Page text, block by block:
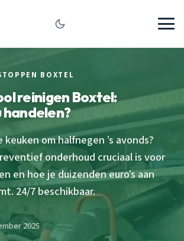
BOXTEL
reinigen Boxtel:
om halfnegen ’s avonds?
onderhoud cruciaal is voor
en hoe je duizenden euro’s aan
24/7 beschikbaar.
2025